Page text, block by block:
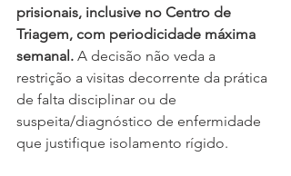
prisionais, inclusive no Centro de
Triagem, com periodicidade máxima
semanal. A decisão não veda a
restrição a visitas decorrente da prática
de falta disciplinar ou de
suspeita/diagnóstico de enfermidade
que justifique isolamento rígido.